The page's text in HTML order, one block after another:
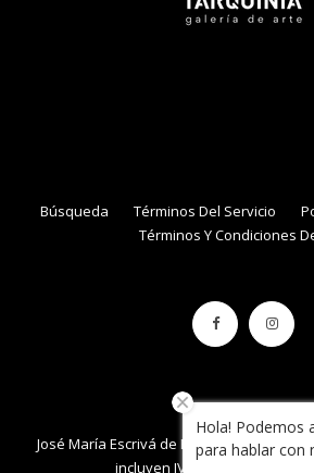
Búsqueda Términos Del Servicio
Términos Y Condiciones
José María Escrivá de Balaguer 861, local
incluyen IVA / Tarquinia.cl /
Hola! Podemos
para hablar con